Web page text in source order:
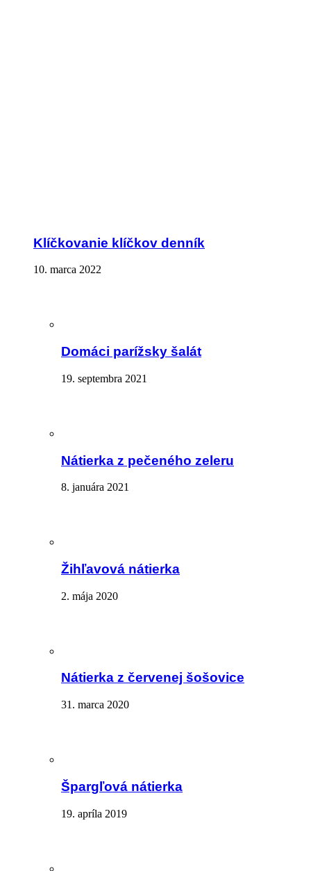
Klíčkovanie klíčkov denník
10. marca 2022
Domáci parížsky šalát
19. septembra 2021
Nátierka z pečeného zeleru
8. januára 2021
Žihľavová nátierka
2. mája 2020
Nátierka z červenej šošovice
31. marca 2020
Špargľová nátierka
19. apríla 2019